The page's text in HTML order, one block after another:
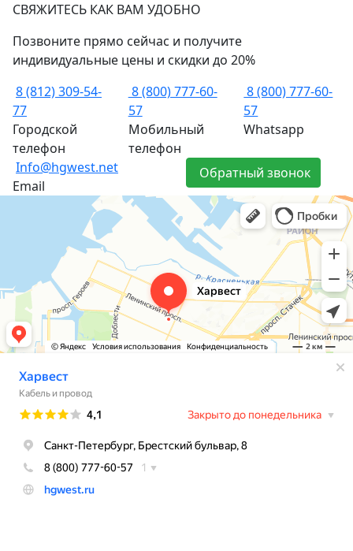
СВЯЖИТЕСЬ КАК ВАМ УДОБНО
Позвоните прямо сейчас и получите
индивидуальные цены и скидки до 20%
8 (812) 309-54-
77
Городской
телефон
8 (800) 777-60-
57
Мобильный
телефон
8 (800) 777-60-
57
Whatsapp
Info@hgwest.net
Email
Обратный звонок